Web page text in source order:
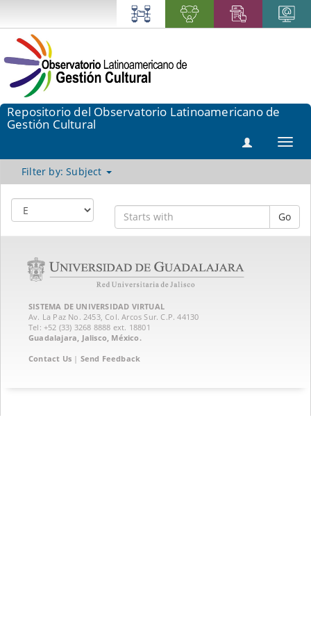
Repositorio del Observatorio Latinoamericano de
Gestión Cultural
Filter by: Subject
Go
SISTEMA DE UNIVERSIDAD VIRTUAL
Av. La Paz No. 2453, Col. Arcos Sur. C.P. 44130
Tel: +52 (33) 3268 8888‏ ext. 18801
Guadalajara, Jalisco, México.
Contact Us | Send Feedback